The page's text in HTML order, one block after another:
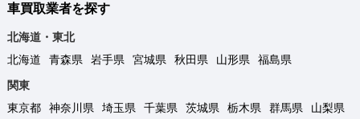
車買取業者を探す
北海道・東北
北海道
青森県 岩手県 宮城県 秋田県 山形県
福島県
関東
東京都
神奈川県 埼玉県 千葉県 茨城県 栃木県 群馬県
山梨県